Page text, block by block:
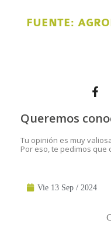
FUENTE:
Queremos
Tu opinión es muy
Por eso, te pedimos
Vie 13 Sep / 2024